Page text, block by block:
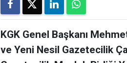
KGK Genel Başkanı
ve Yeni Nesil Gazetecilik